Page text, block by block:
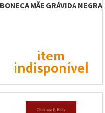
BONECA MÃE GRÁVIDA NEGRA
item
indisponível